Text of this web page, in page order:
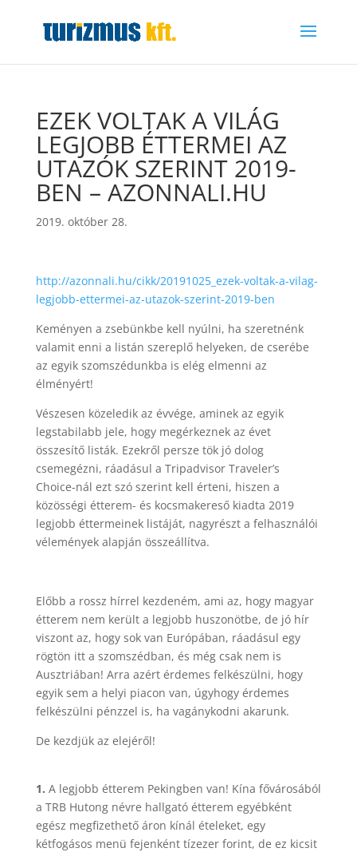
EZEK VOLTAK A VILÁG
LEGJOBB ÉTTERMEI AZ
UTAZÓK SZERINT 2019-
BEN – AZONNALI.HU
2019. október 28.
http://azonnali.hu/cikk/20191025_ezek-voltak-a-vilag-
legjobb-ettermei-az-utazok-szerint-2019-ben
Keményen a zsebünkbe kell nyúlni, ha szeretnénk
valamit enni a listán szereplő helyeken, de cserébe
az egyik szomszédunkba is elég elmenni az
élményért!
Vészesen közeledik az évvége, aminek az egyik
legstabilabb jele, hogy megérkeznek az évet
összesítő listák. Ezekről persze tök jó dolog
csemegézni, ráadásul a Tripadvisor Traveler’s
Choice-nál ezt szó szerint kell érteni, hiszen a
közösségi étterem- és kocsmakereső kiadta 2019
legjobb éttermeinek listáját, nagyrészt a felhasználói
vélemények alapján összeállítva.
Előbb a rossz hírrel kezdeném, ami az, hogy magyar
étterem nem került a legjobb huszonötbe, de jó hír
viszont az, hogy sok van Európában, ráadásul egy
rögtön itt a szomszédban, és még csak nem is
Ausztriában! Arra azért érdemes felkészülni, hogy
egyik sem a helyi piacon van, úgyhogy érdemes
felkészülni pénzzel is, ha vagánykodni akarunk.
De kezdjük az elejéről!
1. A legjobb étterem Pekingben van! Kína fővárosából
a TRB Hutong névre hallgató étterem egyébként
egész megfizethető áron kínál ételeket, egy
kétfogásos menü fejenként tízezer forint, de ez kicsit